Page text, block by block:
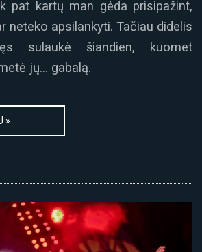
pat kartų man gėda prisipažint,
neteko apsilankyti. Tačiau didelis
sulaukė šiandien, kuomet
jų… gabalą.
»